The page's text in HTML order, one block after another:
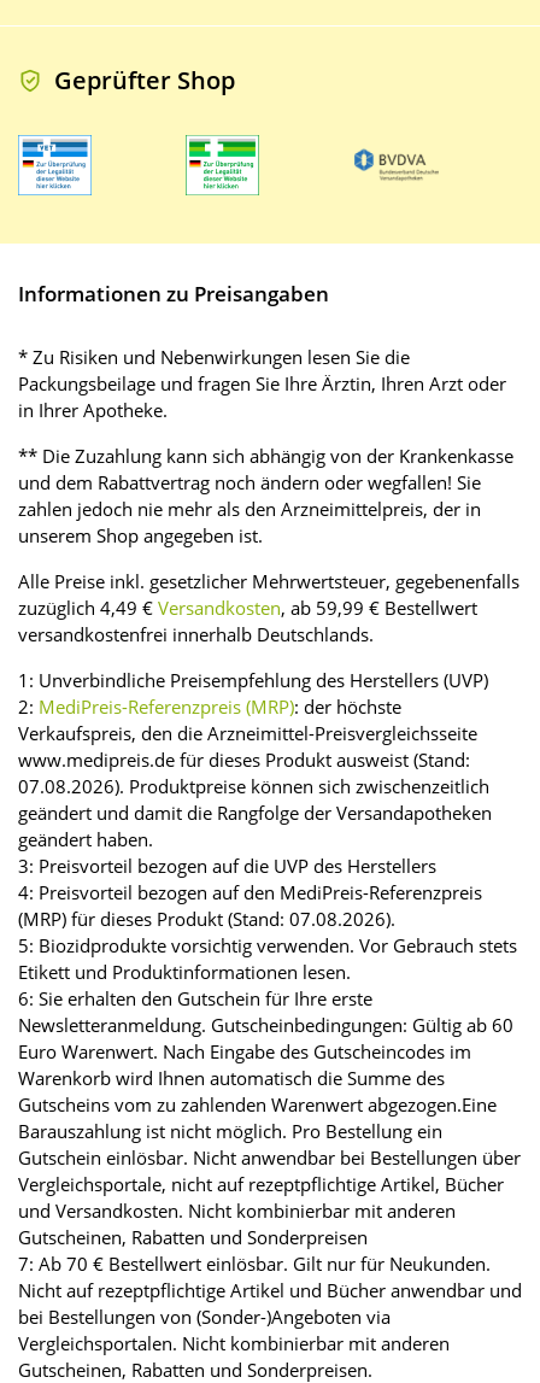
Geprüfter Shop
Informationen zu Preisangaben
* Zu Risiken und Nebenwirkungen lesen Sie die
Packungsbeilage und fragen Sie Ihre Ärztin, Ihren Arzt oder
in Ihrer Apotheke.
** Die Zuzahlung kann sich abhängig von der Krankenkasse
und dem Rabattvertrag noch ändern oder wegfallen! Sie
zahlen jedoch nie mehr als den Arzneimittelpreis, der in
unserem Shop angegeben ist.
Alle Preise inkl. gesetzlicher Mehrwertsteuer, gegebenenfalls
zuzüglich 4,49 € Versandkosten, ab 59,99 € Bestellwert
versandkostenfrei innerhalb Deutschlands.
1: Unverbindliche Preisempfehlung des Herstellers (UVP)
2: MediPreis-Referenzpreis (MRP): der höchste
Verkaufspreis, den die Arzneimittel-Preisvergleichsseite
www.medipreis.de für dieses Produkt ausweist (Stand:
07.08.2026). Produktpreise können sich zwischenzeitlich
geändert und damit die Rangfolge der Versandapotheken
geändert haben.
3: Preisvorteil bezogen auf die UVP des Herstellers
4: Preisvorteil bezogen auf den MediPreis-Referenzpreis
(MRP) für dieses Produkt (Stand: 07.08.2026).
5: Biozidprodukte vorsichtig verwenden. Vor Gebrauch stets
Etikett und Produktinformationen lesen.
6: Sie erhalten den Gutschein für Ihre erste
Newsletteranmeldung. Gutscheinbedingungen: Gültig ab 60
Euro Warenwert. Nach Eingabe des Gutscheincodes im
Warenkorb wird Ihnen automatisch die Summe des
Gutscheins vom zu zahlenden Warenwert abgezogen.Eine
Barauszahlung ist nicht möglich. Pro Bestellung ein
Gutschein einlösbar. Nicht anwendbar bei Bestellungen über
Vergleichsportale, nicht auf rezeptpflichtige Artikel, Bücher
und Versandkosten. Nicht kombinierbar mit anderen
Gutscheinen, Rabatten und Sonderpreisen
7: Ab 70 € Bestellwert einlösbar. Gilt nur für Neukunden.
Nicht auf rezeptpflichtige Artikel und Bücher anwendbar und
bei Bestellungen von (Sonder-)Angeboten via
Vergleichsportalen. Nicht kombinierbar mit anderen
Gutscheinen, Rabatten und Sonderpreisen.